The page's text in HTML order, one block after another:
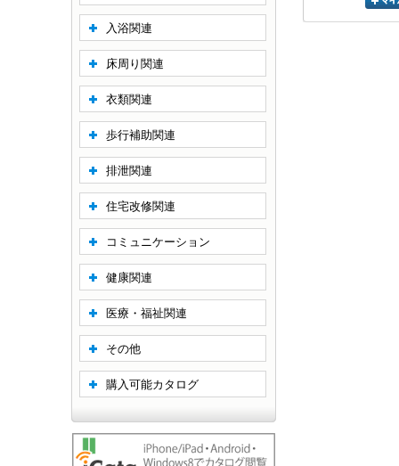
入浴関連
床周り関連
衣類関連
歩行補助関連
排泄関連
住宅改修関連
コミュニケーション
健康関連
医療・福祉関連
その他
購入可能カタログ